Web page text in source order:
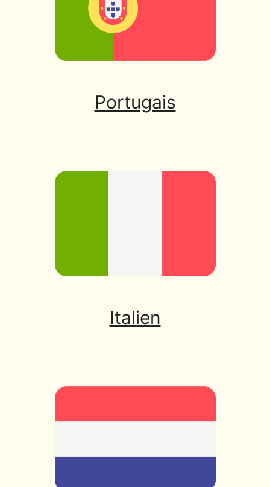
Portugais
Italien